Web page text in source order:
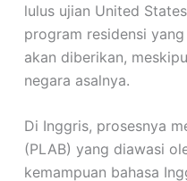
lulus ujian United
program residensi
akan diberikan,
negara asalnya.
Di Inggris, prosesnya
(PLAB) yang diawasi
kemampuan bahasa